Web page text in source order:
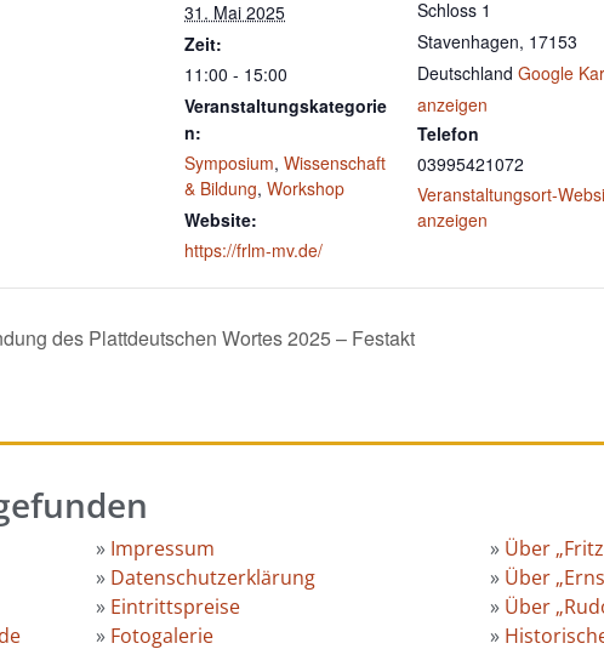
31. Mai 2025
Zeit:
11:00 - 15:00
Veranstaltungskategorie
n:
Symposium, Wissenschaft
& Bildung, Workshop
Website:
https://frlm-mv.de/
Schloss 1
Stavenhagen, 17153
Deutschland Google
anzeigen
Telefon
03995421072
Veranstaltungsort-
anzeigen
des Plattdeutschen Wortes 2025 – Festakt
» Impressum
» Datenschutzerklärung
» Eintrittspreise
» Fotogalerie
» Über
» Über
» Über
»